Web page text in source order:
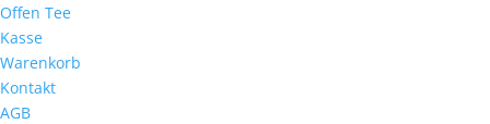
Offen Tee
Kasse
Warenkorb
Kontakt
AGB